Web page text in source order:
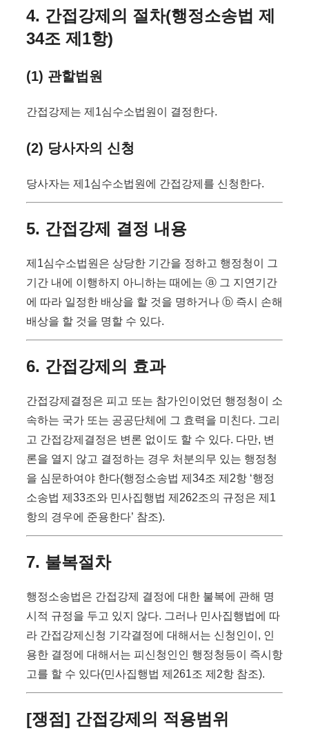
4. 간접강제의 절차(행정소송법 제
34조 제1항)
(1) 관할법원
간접강제는 제1심수소법원이 결정한다.
(2) 당사자의 신청
당사자는 제1심수소법원에 간접강제를 신청한다.
5. 간접강제 결정 내용
제1심수소법원은 상당한 기간을 정하고 행정청이 그
기간 내에 이행하지 아니하는 때에는 ⓐ 그 지연기간
에 따라 일정한 배상을 할 것을 명하거나 ⓑ 즉시 손해
배상을 할 것을 명할 수 있다.
6. 간접강제의 효과
간접강제결정은 피고 또는 참가인이었던 행정청이 소
속하는 국가 또는 공공단체에 그 효력을 미친다. 그리
고 간접강제결정은 변론 없이도 할 수 있다. 다만, 변
론을 열지 않고 결정하는 경우 처분의무 있는 행정청
을 심문하여야 한다(행정소송법 제34조 제2항 ‘행정
소송법 제33조와 민사집행법 제262조의 규정은 제1
항의 경우에 준용한다’ 참조).
7. 불복절차
행정소송법은 간접강제 결정에 대한 불복에 관해 명
시적 규정을 두고 있지 않다. 그러나 민사집행법에 따
라 간접강제신청 기각결정에 대해서는 신청인이, 인
용한 결정에 대해서는 피신청인인 행정청등이 즉시항
고를 할 수 있다(민사집행법 제261조 제2항 참조).
[쟁점] 간접강제의 적용범위